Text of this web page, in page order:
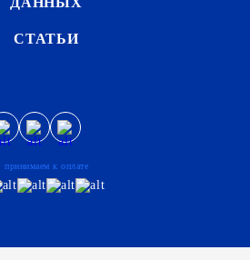
СТАТЬИ
принимаем к оплате